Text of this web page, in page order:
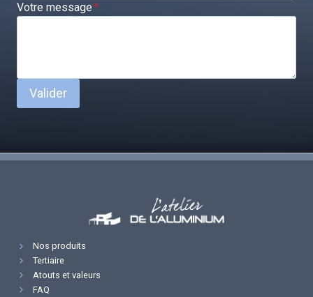
Votre message*
Valider
Nos produits
Tertiaire
Atouts et valeurs
FAQ